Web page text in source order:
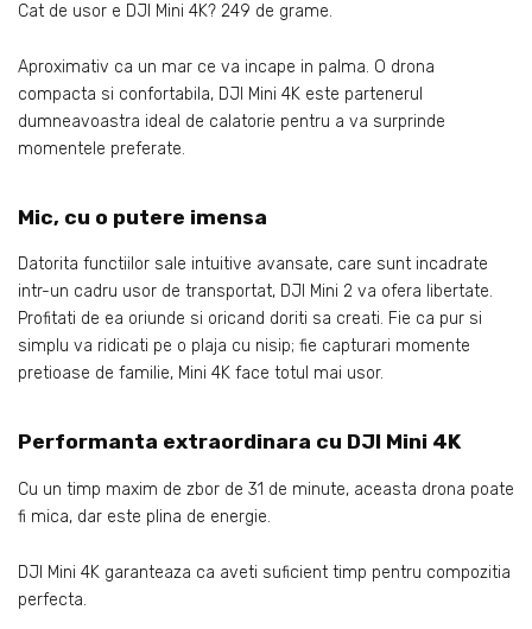
Cat de usor e DJI Mini 4K? 249 de grame.
Aproximativ ca un mar ce va incape in palma. O drona
compacta si confortabila, DJI Mini 4K este partenerul
dumneavoastra ideal de calatorie pentru a va surprinde
momentele preferate.
Mic, cu o putere imensa
Datorita functiilor sale intuitive avansate, care sunt incadrate
intr-un cadru usor de transportat, DJI Mini 2 va ofera libertate.
Profitati de ea oriunde si oricand doriti sa creati. Fie ca pur si
simplu va ridicati pe o plaja cu nisip; fie capturari momente
pretioase de familie, Mini 4K face totul mai usor.
Performanta extraordinara cu DJI Mini 4K
Cu un timp maxim de zbor de 31 de minute, aceasta drona poate
fi mica, dar este plina de energie.
DJI Mini 4K garanteaza ca aveti suficient timp pentru compozitia
perfecta.